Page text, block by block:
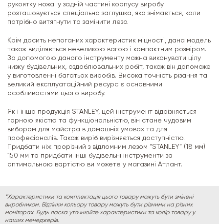
рукоятку ножа: у задній частині корпусу виробу
розташовується спеціальна заглушка, яка знімається, коли
потрібно витягнути та замінити лезо.
Крім досить непоганих характеристик міцності, дана модель
також виділяється невеликою вагою і компактним розміром.
За допомогою даного інструменту можна виконувати цілу
низку будівельних, оздоблювальних робіт, також він допоможе
у виготовленні багатьох виробів. Висока точність різання та
великий експлуатаційний ресурс є основними
особливостями цього виробу.
Як і інша продукція STANLEY, цей інструмент відрізняється
гарною якістю та функціональністю, він стане чудовим
вибором для майстра в домашніх умовах та для
професіоналів. Також виріб вирізняється доступністю.
Придбати ніж прорізний з відломним лезом “STANLEY” (18 мм)
150 мм та придбати інші будівельні інструменти за
оптимальною вартістю ви можете у магазині Атлант.
*Характеристики та комплектація цього товару можуть бути змінені
виробником. Відтінки кольору товару можуть бути різними на різних
моніторах. Будь ласка уточнюйте характеристики та колір товару у
наших менеджерів.